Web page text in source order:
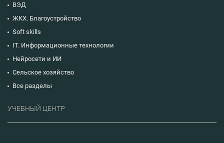
ВЭД
ЖКХ. Благоустройство
Soft skills
IT. Информационные технологии
Нейросети и ИИ
Сельское хозяйство
Все разделы
УЧЕБНЫЙ ЦЕНТР